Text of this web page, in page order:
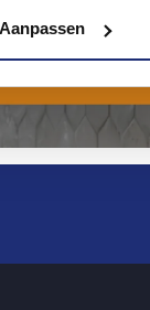
Aanpassen